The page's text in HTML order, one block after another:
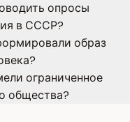
опросы
в СССР?
образ
ограниченное
общества?